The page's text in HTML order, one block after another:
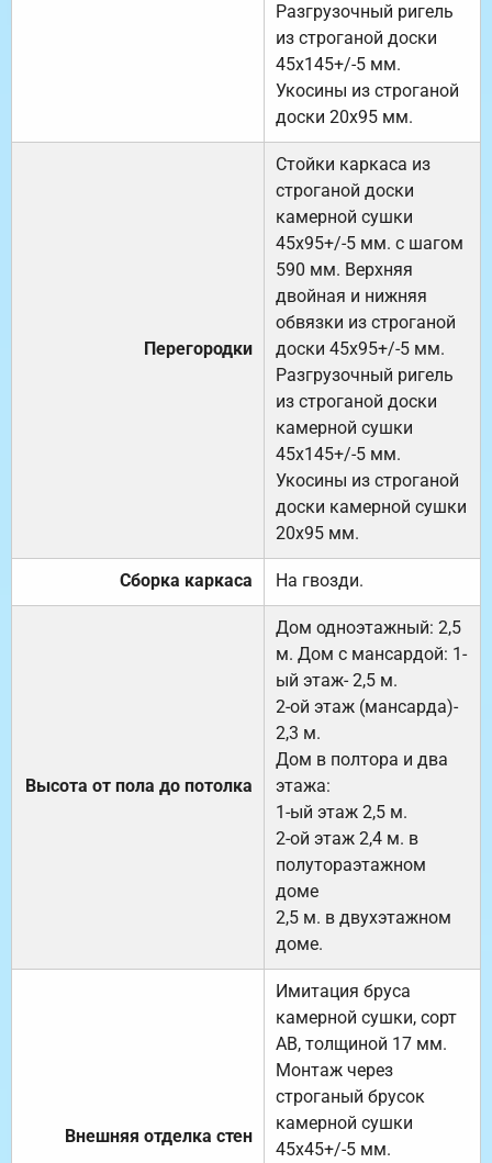
Разгрузочный ригель
из строганой доски
45х145+/-5 мм.
Укосины из строганой
доски 20х95 мм.
Перегородки
Стойки каркаса из
строганой доски
камерной сушки
45х95+/-5 мм. с шагом
590 мм. Верхняя
двойная и нижняя
обвязки из строганой
доски 45х95+/-5 мм.
Разгрузочный ригель
из строганой доски
камерной сушки
45х145+/-5 мм.
Укосины из строганой
доски камерной сушки
20х95 мм.
Сборка каркаса На гвозди.
Высота от пола до потолка
Дом одноэтажный: 2,5
м. Дом с мансардой: 1-
ый этаж- 2,5 м.
2-ой этаж (мансарда)-
2,3 м.
Дом в полтора и два
этажа:
1-ый этаж 2,5 м.
2-ой этаж 2,4 м. в
полутораэтажном
доме
2,5 м. в двухэтажном
доме.
Внешняя отделка стен
Имитация бруса
камерной сушки, сорт
АВ, толщиной 17 мм.
Монтаж через
строганый брусок
камерной сушки
45х45+/-5 мм.